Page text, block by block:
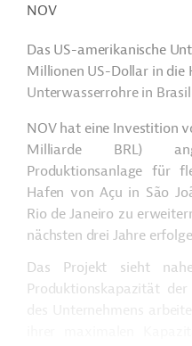
NOV
Das US-amerikanische
Millionen US-Dollar in die
Unterwasserrohre in
NOV hat eine Investition
Milliarde BRL)
Produktionsanlage für
Hafen vonAçu in São
Rio de Janeiro zu
nächsten drei Jahre
Das Projekt sieht
Produktionskapazität
des Unternehmens